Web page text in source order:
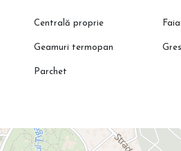
Centrală proprie
Geamuri termopan
Parchet